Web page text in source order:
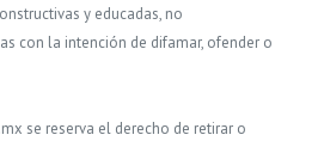
y educadas, no
con la intención de difamar, ofender o
se reserva el derecho de retirar o